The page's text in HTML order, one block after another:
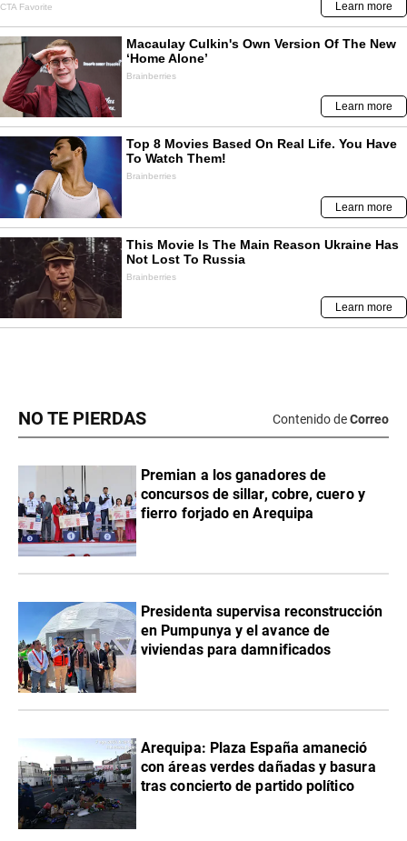
NO TE PIERDAS Contenido deCorreo
Premian a los ganadores de
concursos de sillar, cobre, cuero y
fierro forjado en Arequipa
Presidenta supervisa reconstrucción
en Pumpunya y el avance de
viviendas para damnificados
Arequipa: Plaza España amaneció
con áreas verdes dañadas y basura
tras concierto de partido político